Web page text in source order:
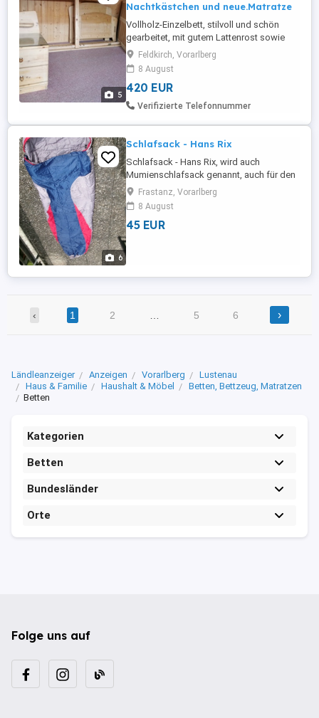
5
Nachtkästchen und neue.Matratze
Vollholz-Einzelbett, stilvoll und schön
gearbeitet, mit gutem Lattenrost sowie
passendem Nachtkästchen. Ist für den
Transport bereits auseinandergebaut.
Maße: L 190 cm B 90 cm Dazu eine
nagelneue Traumnacht-Matratze (siehe
Foto), noch originalverpackt.
Feldkirch, Vorarlberg
8 August
420 EUR
Verifizierte Telefonnummer
6
Schlafsack - Hans Rix
Schlafsack - Hans Rix, wird auch
Mumienschlafsack genannt, auch für den
Winter bis -23 , XXL 1900 g, Alaska
Camping Grönland, komfortable Größe
con 230 x 82 x 55 cm, neuwertig, 1 x
benutzt,
Frastanz, Vorarlberg
8 August
45 EUR
‹ 1 2 5 6 ›
Ländleanzeiger Anzeigen Vorarlberg
Lustenau
Haus & Familie
Haushalt & Möbel
Betten, Bettzeug, Matratzen
Betten
Kategorien
Betten
Bundesländer
Orte
Folge uns auf